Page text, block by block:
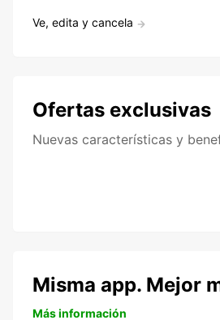
Ve, edita y cancela
Ofertas exclusivas
Nuevas características y
Misma app. Mejor
Más información